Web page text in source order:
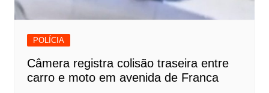
POLÍCIA
Câmera registra colisão traseira entre
carro e moto em avenida de Franca